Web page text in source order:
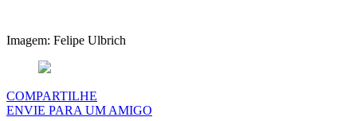
Imagem: Felipe Ulbrich
COMPARTILHE
ENVIE PARA UM AMIGO